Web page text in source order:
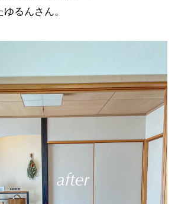
るんさん。